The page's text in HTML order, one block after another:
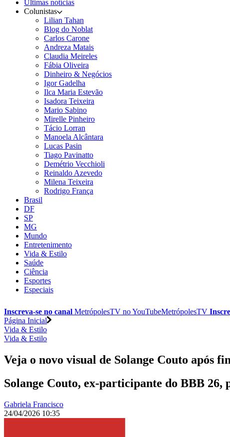
Últimas notícias
Colunistas
Lilian Tahan
Blog do Noblat
Carlos Carone
Andreza Matais
Claudia Meireles
Fábia Oliveira
Dinheiro & Negócios
Igor Gadelha
Ilca Maria Estevão
Isadora Teixeira
Mario Sabino
Mirelle Pinheiro
Tácio Lorran
Manoela Alcântara
Lucas Pasin
Tiago Pavinatto
Demétrio Vecchioli
Reinaldo Azevedo
Milena Teixeira
Rodrigo França
Brasil
DF
SP
MG
Mundo
Entretenimento
Vida & Estilo
Saúde
Ciência
Esportes
Especiais
Inscreva-se no canal MetrópolesTV noYouTubeMetrópolesTV
Página Inicial
Vida & Estilo
Vida & Estilo
Veja o novo visual de Solange Couto após
Solange Couto, ex-participante do BBB 26,
Gabriela Francisco
24/04/2026 10:35